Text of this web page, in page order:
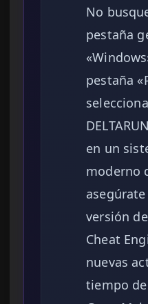
No
pestaña
pestaña
selecciona
en un
moderno
versión
Cheat
nuevas
tiempo